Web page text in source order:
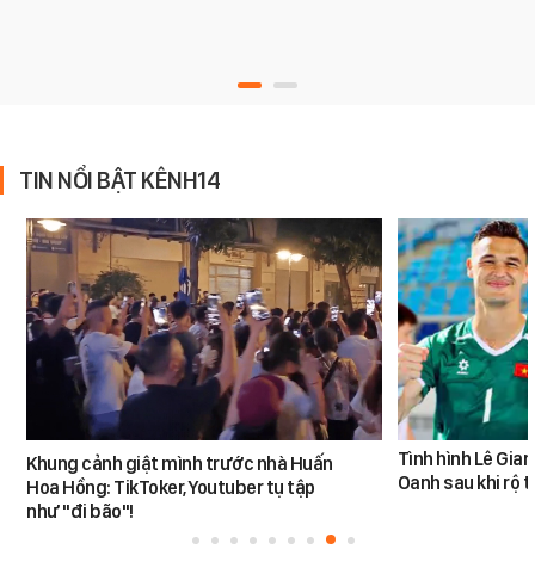
TIN NỔI BẬT KÊNH14
Khung cảnh giật mình trước nhà Huấn
Hoa Hồng: TikToker, Youtuber tụ tập
như "đi bão"!
Tình hình Lê
Oanh sau khi rộ